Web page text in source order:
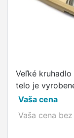
Veľké
telo je
Vaša cena
Vaša cena bez